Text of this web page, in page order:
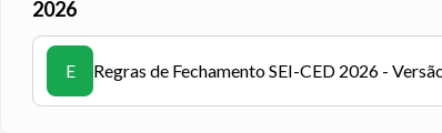
2026
E Regras de Fechamento SEI-CED 2026 -